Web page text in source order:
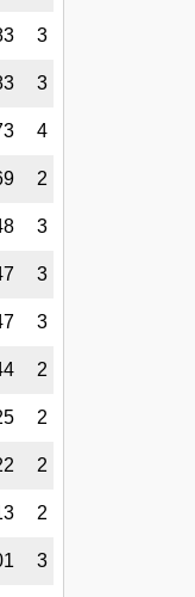
3
3
4
2
3
3
3
2
2
2
2
3